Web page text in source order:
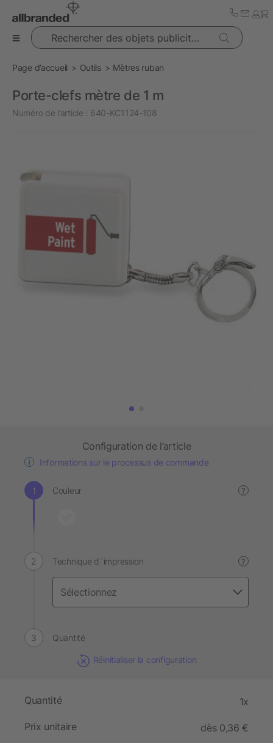
Rechercher des objets publicitaires
Page d’accueil Outils Mètres ruban
Porte-clefs mètre de 1 m
Numéro de l’article : 640-KC1124-108
Configuration de l’article
Informations sur le processus de commande
Couleur ?
Technique d´impression ?
Quantité
Réinitialiser la configuration
Quantité 1x
Prix unitaire
dès 0,36 €